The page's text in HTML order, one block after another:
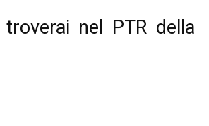
nel PTR della